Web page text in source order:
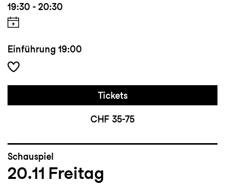
19:30 - 20:30
Einführung 19:00
Tickets
CHF 35-75
Schauspiel
20.11 Freitag